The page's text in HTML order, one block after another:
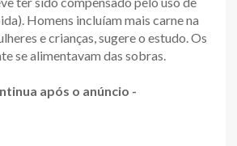
Homens incluíam mais carne na
e crianças, sugere o estudo. Os
se alimentavam das sobras.
após o anúncio -